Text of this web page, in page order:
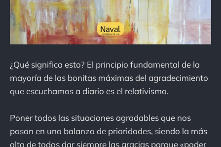
¿Qué significa esto? El principio fundamental de la
mayoría de las bonitas máximas del agradecimiento
que escuchamos a diario es el relativismo.
Poner todos las situaciones agradables que nos
pasan en una balanza de prioridades, siendo la más
alta de todas dar siempre las gracias porque «poder